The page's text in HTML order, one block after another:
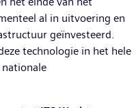
al in uitvoering en
geïnvesteerd.
technologie in het hele